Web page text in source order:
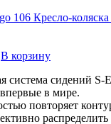
Кресло-
В корзину
система сидений S-
в мире.
повторяет
распределить